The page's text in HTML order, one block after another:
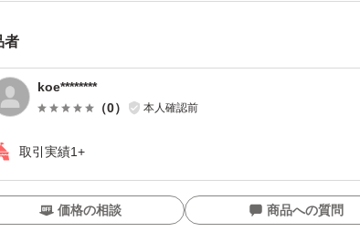
者
koe********
（0） 本人確認前
取引実績1+
価格の相談 商品への質問